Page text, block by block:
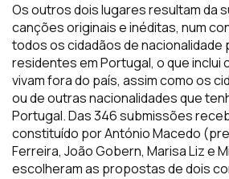
Os outros dois lugares resultam da
canções originais e inéditas, num
todos os cidadãos de nacionalidade
residentes em Portugal, o que
vivam fora do país, assim como os
ou de outras nacionalidades que
Portugal. Das 346 submissões
constituído por António Macedo
Ferreira, João Gobern, Marisa Liz e
escolheram as propostas de dois